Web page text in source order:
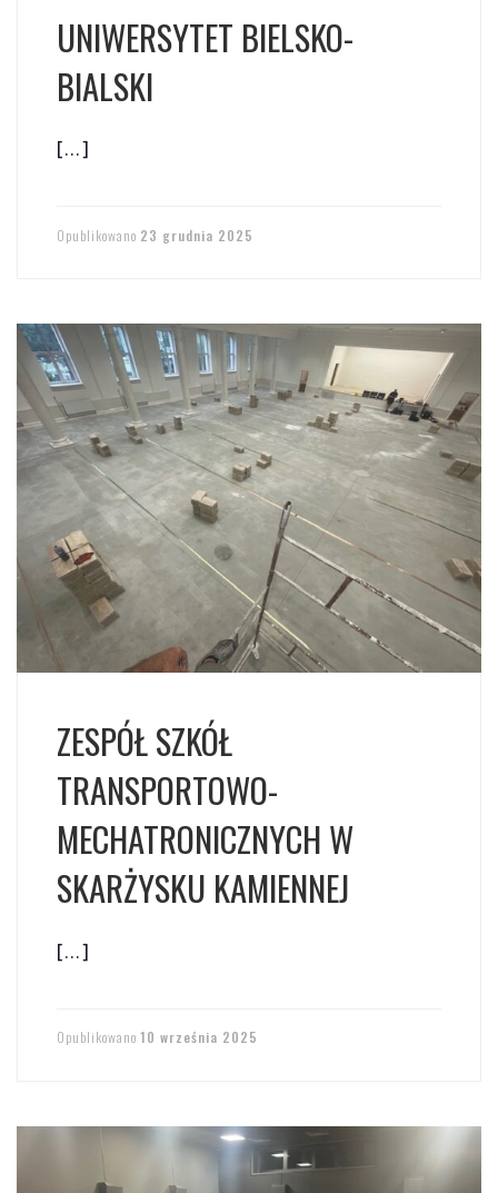
UNIWERSYTET BIELSKO-
BIALSKI
[…]
Opublikowano 23 grudnia 2025
ZESPÓŁ SZKÓŁ
TRANSPORTOWO-
MECHATRONICZNYCH W
SKARŻYSKU KAMIENNEJ
[…]
Opublikowano 10 września 2025